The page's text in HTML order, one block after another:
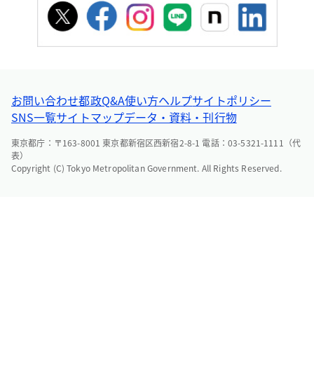
お問い合わせ都政Q&A使い方ヘルプサイトポリシー
SNS一覧サイトマップデータ・資料・刊行物
東京都庁：〒163-8001 東京都新宿区西新宿2-8-1 電話：03-5321-1111（代
表）
Copyright (C) Tokyo Metropolitan Government. All Rights Reserved.